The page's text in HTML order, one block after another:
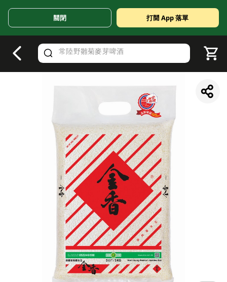
Valid Until 30 June 2026
關閉 打開 App 落單